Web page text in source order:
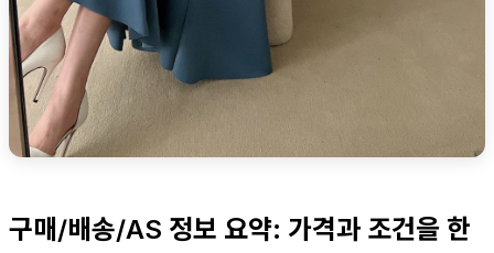
구매/배송/AS 정보 요약: 가격과 조건을 한